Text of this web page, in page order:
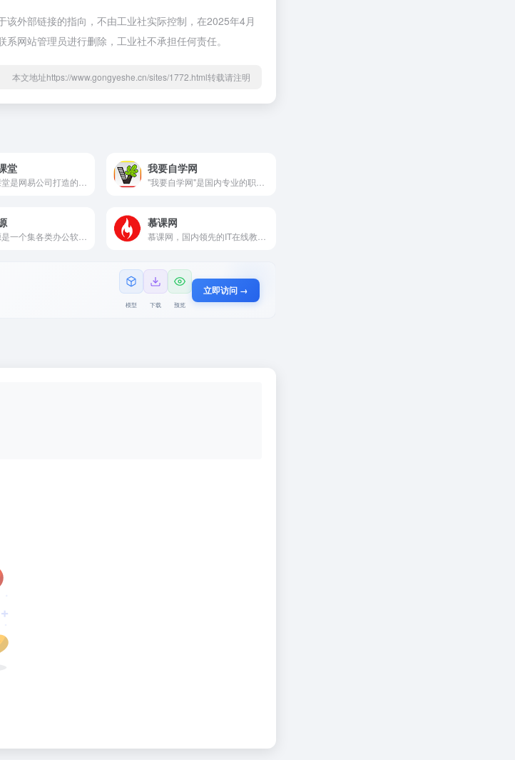
外部链接的指向，不由工业社实际控制，在2025年4月
网站管理员进行删除，工业社不承担任何责任。
本文地址https://www.gongyeshe.cn/sites/1772.html转载请注明
堂 我要自学网
慕课网
模型 下载 预览
立即访问 →